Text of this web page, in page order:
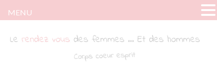
Le rendez-vous des femmes
Tout ce dont parlent les femmes … Sauf de
fringues. (Quoique)
MENU